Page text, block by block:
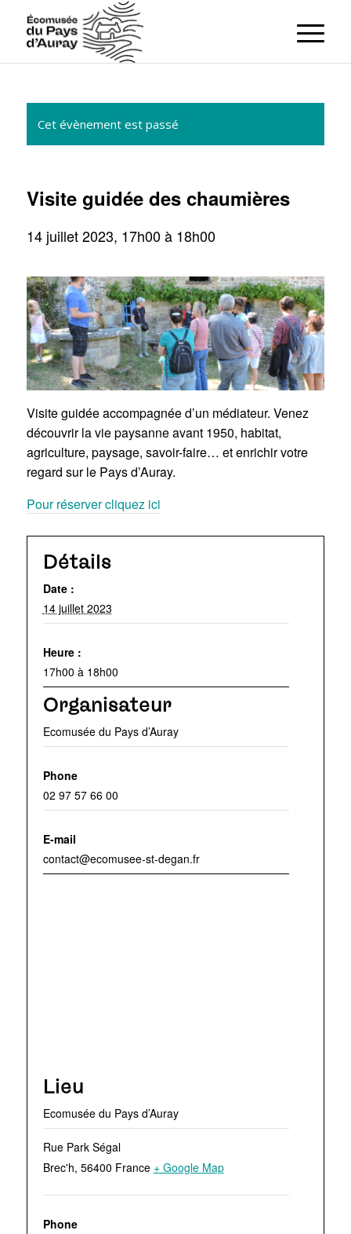
Cet évènement est passé
Visite guidée des chaumières
14 juillet 2023, 17h00à 18h00
Visite guidée accompagnée d’un médiateur. Venez
découvrir la vie paysanne avant 1950, habitat,
agriculture, paysage, savoir-faire… et enrichir votre
regard sur le Pays d’Auray.
Pour réserver cliquez ici
Détails
Date :
14 juillet 2023
Heure :
17h00 à 18h00
Organisateur
Ecomusée du Pays d’Auray
Phone
02 97 57 66 00
E-mail
contact@ecomusee-st-degan.fr
Lieu
Ecomusée du Pays d’Auray
Rue Park Ségal
Brec'h, 56400 France + Google Map
Phone